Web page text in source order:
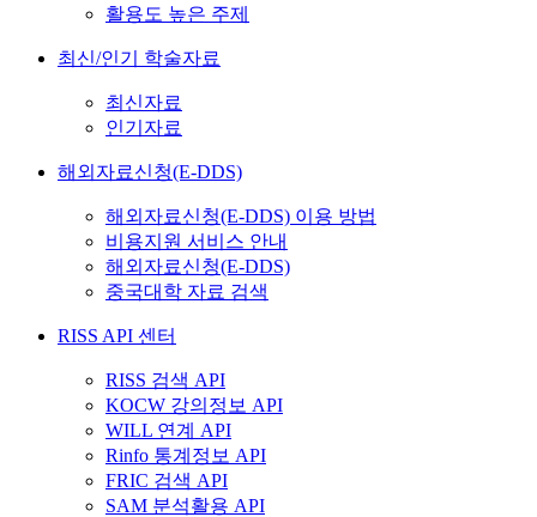
활용도 높은 주제
최신/인기 학술자료
최신자료
인기자료
해외자료신청(E-DDS)
해외자료신청(E-DDS) 이용 방법
비용지원 서비스 안내
해외자료신청(E-DDS)
중국대학 자료 검색
RISS API 센터
RISS 검색 API
KOCW 강의정보 API
WILL 연계 API
Rinfo 통계정보 API
FRIC 검색 API
SAM 분석활용 API